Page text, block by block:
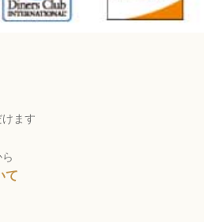
ます
て